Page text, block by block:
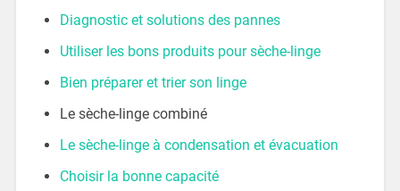
Diagnostic et solutions des pannes
Utiliser les bons produits pour sèche-linge
Bien préparer et trier son linge
Le sèche-linge combiné
Le sèche-linge à condensation et évacuation
Choisir la bonne capacité